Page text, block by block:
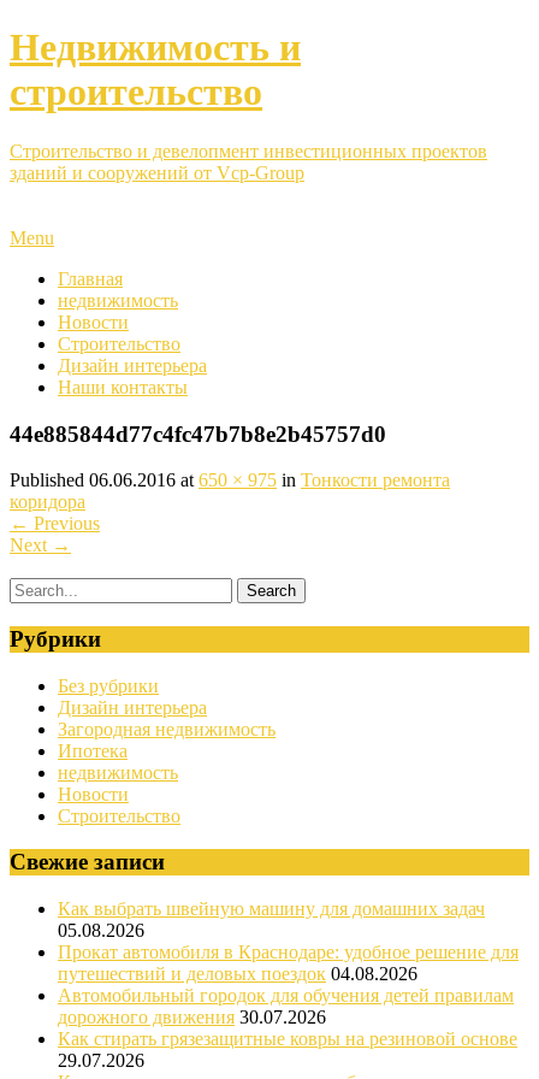
Недвижимость и
строительство
Строительство и девелопмент инвестиционных проектов
зданий и сооружений от Vcp-Group
Menu
Главная
недвижимость
Новости
Строительство
Дизайн интерьера
Наши контакты
44e885844d77c4fc47b7b8e2b45757d0
Published 06.06.2016 at 650 × 975 in Тонкости ремонта
коридора
← Previous
Next →
Рубрики
Без рубрики
Дизайн интерьера
Загородная недвижимость
Ипотека
недвижимость
Новости
Строительство
Свежие записи
Как выбрать швейную машину для домашних задач
05.08.2026
Прокат автомобиля в Краснодаре: удобное решение для
путешествий и деловых поездок 04.08.2026
Автомобильный городок для обучения детей правилам
дорожного движения 30.07.2026
Как стирать грязезащитные ковры на резиновой основе
29.07.2026